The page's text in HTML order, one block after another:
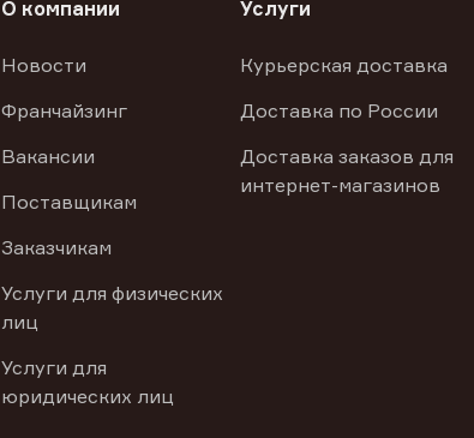
О компании
Новости
Франчайзинг
Вакансии
Поставщикам
Заказчикам
Услуги для физических
лиц
Услуги для
юридических лиц
Услуги
Курьерская доставка
Доставка по России
Доставка заказов для
интернет-магазинов